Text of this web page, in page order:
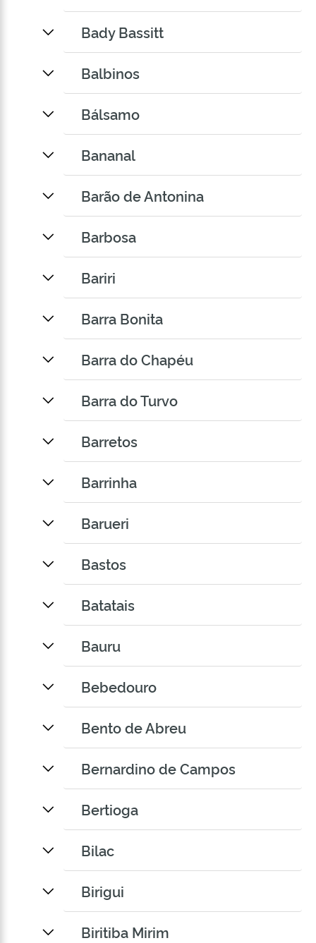
Bady Bassitt
Balbinos
Bálsamo
Bananal
Barão de Antonina
Barbosa
Bariri
Barra Bonita
Barra do Chapéu
Barra do Turvo
Barretos
Barrinha
Barueri
Bastos
Batatais
Bauru
Bebedouro
Bento de Abreu
Bernardino de Campos
Bertioga
Bilac
Birigui
Biritiba Mirim